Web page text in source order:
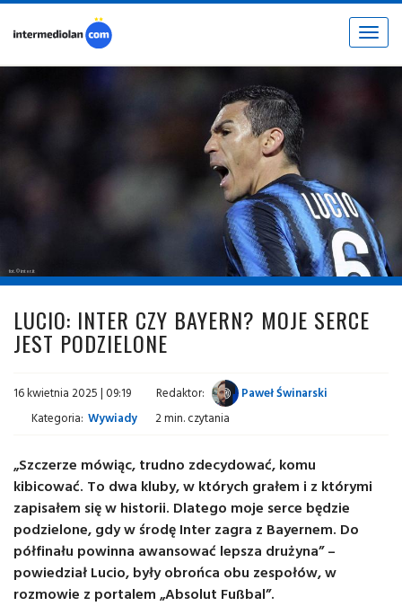
Toggle
fot. © inter.it
LUCIO: INTER CZY BAYERN? MOJE SERCE
JEST PODZIELONE
16 kwietnia 2025 | 09:19 Redaktor:
Paweł Świnarski
Kategoria: Wywiady 2 min. czytania
„Szczerze mówiąc, trudno zdecydować, komu
kibicować. To dwa kluby, w których grałem i z którymi
zapisałem się w historii. Dlatego moje serce będzie
podzielone, gdy w środę Inter zagra z Bayernem. Do
półfinału powinna awansować lepsza drużyna” –
powiedział Lucio, były obrońca obu zespołów, w
rozmowie z portalem „Absolut Fußbal”.